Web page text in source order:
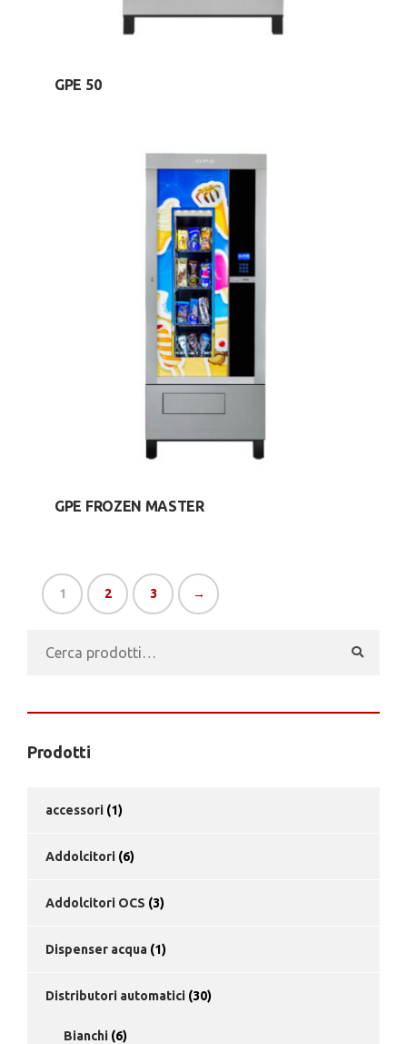
GPE 50
GPE FROZEN MASTER
1 2 3 →
Prodotti
accessori (1)
Addolcitori (6)
Addolcitori OCS (3)
Dispenser acqua (1)
Distributori automatici (30)
Bianchi (6)